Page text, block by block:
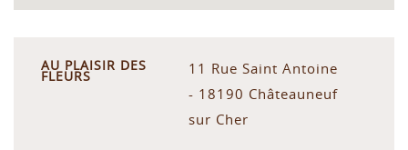
AU PLAISIR DES
FLEURS
11 Rue Saint Antoine
- 18190 Châteauneuf
sur Cher